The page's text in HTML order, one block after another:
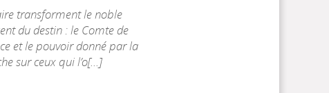
transforment le noble
du destin : le Comte de
et le pouvoir donné par la
sur ceux qui l’o[...]